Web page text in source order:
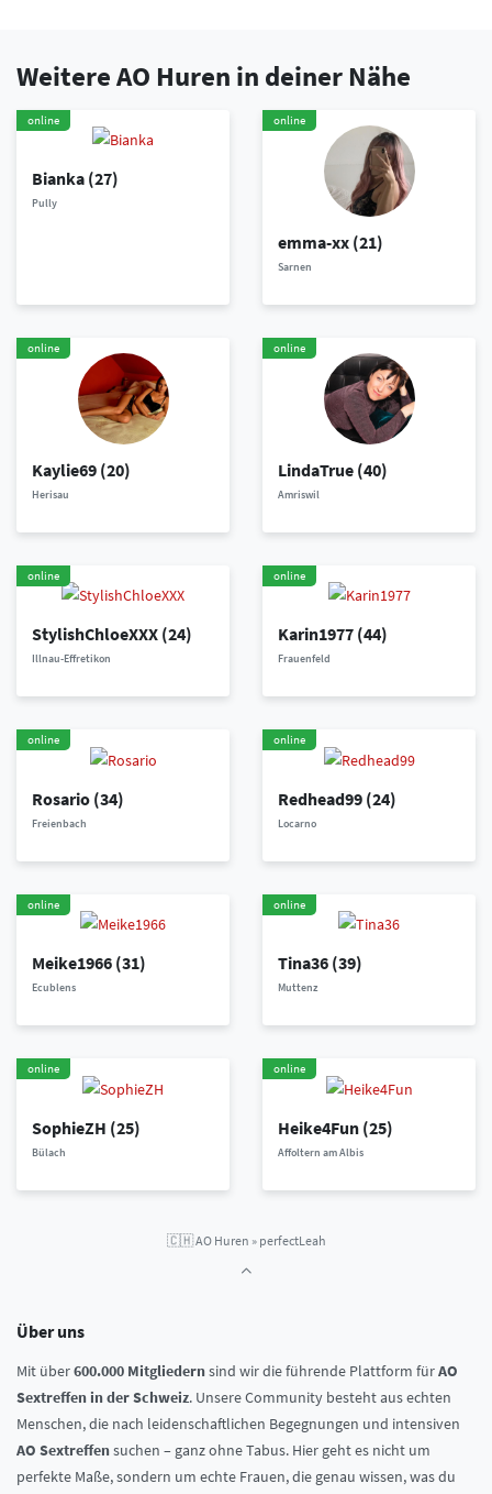
Weitere AO Huren in deiner Nähe
online
Bianka (27)
Pully
online
emma-xx (21)
Sarnen
online
Kaylie69 (20)
Herisau
online
LindaTrue (40)
Amriswil
online
StylishChloeXXX (24)
Illnau-Effretikon
online
Karin1977 (44)
Frauenfeld
online
Rosario (34)
Freienbach
online
Redhead99 (24)
Locarno
online
Meike1966 (31)
Ecublens
online
Tina36 (39)
Muttenz
online
SophieZH (25)
Bülach
online
Heike4Fun (25)
Affoltern am Albis
🇨🇭AO Huren » perfectLeah
Über uns
Mit über600.000 Mitgliedernsind wir die führende Plattform fürAO
Sextreffen in der Schweiz. Unsere Community besteht aus echten
Menschen, die nach leidenschaftlichen Begegnungen und intensiven
AO Sextreffensuchen – ganz ohne Tabus. Hier geht es nicht um
perfekte Maße, sondern um echte Frauen, die genau wissen, was du